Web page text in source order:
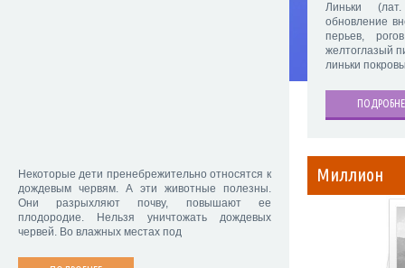
Некоторые дети пренебрежительно относятся к
дождевым червям. А эти животные полезны.
Они разрыхляют почву, повышают ее
плодородие. Нельзя уничтожать дождевых
червей. Во влажных местах под
Линьки
обновление
перьев,
желтоглазый
линьки
Миллион